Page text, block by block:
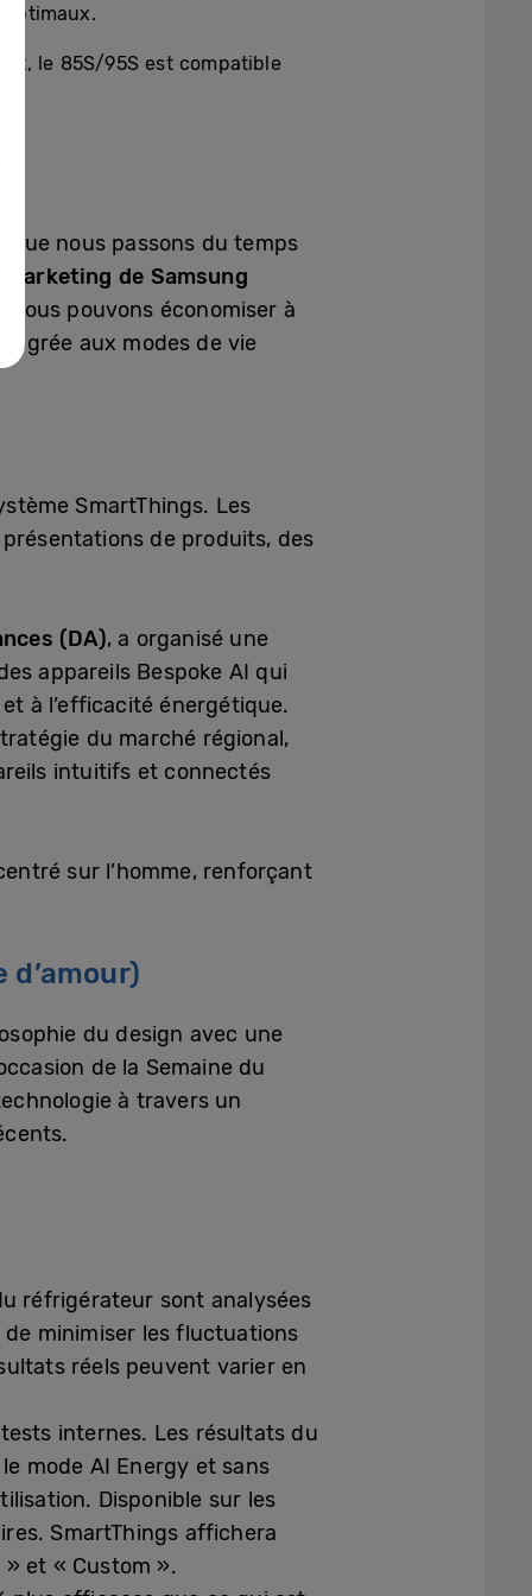
le 85S/95S est compatible
que nous passons du temps
de Samsung
nous pouvons économiser à
aux modes de vie
SmartThings. Les
de produits, des
(DA), a organisé une
appareils Bespoke AI qui
à l’efficacité énergétique.
du marché régional,
intuitifs et connectés
sur l’homme, renforçant
du design avec une
de la Semaine du
à travers un
réfrigérateur sont analysées
minimiser les fluctuations
réels peuvent varier en
tests internes. Les résultats du
mode AI Energy et sans
Disponible sur les
SmartThings affichera
» et « Custom ».